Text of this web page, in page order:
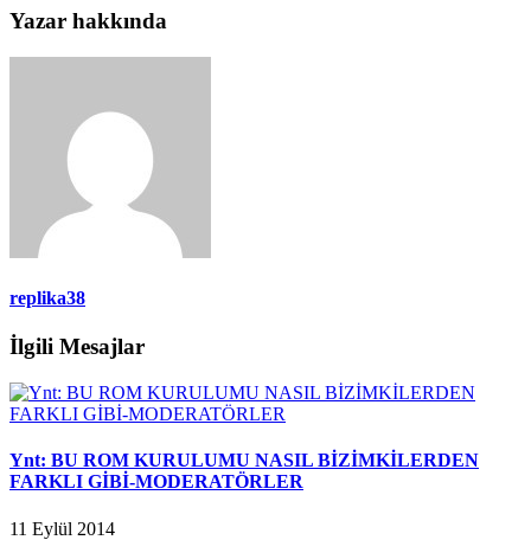
Yazar hakkında
replika38
İlgili Mesajlar
Ynt: BU ROM KURULUMU NASIL BİZİMKİLERDEN
FARKLI GİBİ-MODERATÖRLER
11 Eylül 2014